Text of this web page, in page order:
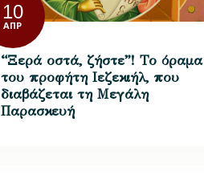
10
ΑΠΡ
“Ξερά οστά, ζήστε”! Το όραμα
του προφήτη Ιεζεκιήλ, που
διαβάζεται τη Μεγάλη
Παρασκευή